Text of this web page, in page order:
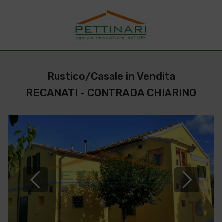
Rustico/Casale in Vendita
RECANATI - CONTRADA CHIARINO